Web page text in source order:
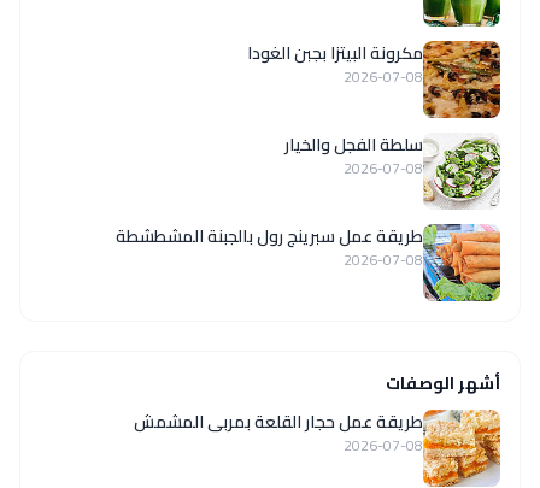
مكرونة البيتزا بجبن الغودا
2026-07-08
سلطة الفجل والخيار
2026-07-08
طريقة عمل سبرينج رول بالجبنة المشطشطة
2026-07-08
أشهر الوصفات
طريقة عمل حجار القلعة بمربى المشمش
2026-07-08